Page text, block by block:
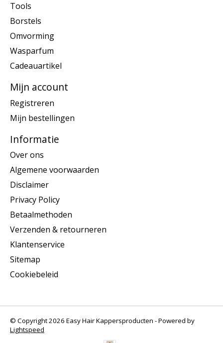
Tools
Borstels
Omvorming
Wasparfum
Cadeauartikel
Mijn account
Registreren
Mijn bestellingen
Informatie
Over ons
Algemene voorwaarden
Disclaimer
Privacy Policy
Betaalmethoden
Verzenden & retourneren
Klantenservice
Sitemap
Cookiebeleid
© Copyright 2026 Easy Hair Kappersproducten - Powered by
Lightspeed